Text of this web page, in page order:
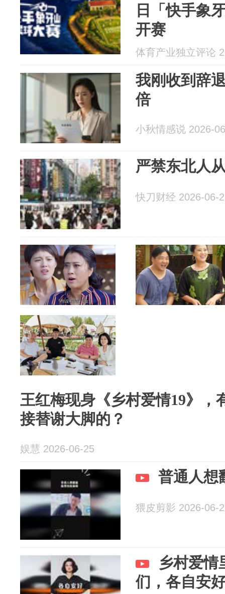
日「快手象
开赛
体育产业独立评论
我刚收到辞
倍
小秋情感说 2026-
严禁东北人
快刀财经 2026-06-
王红梅现身《乡村爱情19》，
接替谢大脚的？
娱慧 2026-06-25
普通人想
猥皮剪影 2026-06-
乡村爱情
们，各自安